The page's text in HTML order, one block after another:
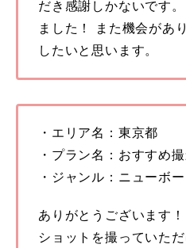
だき感謝しかないです
ました！ また機会があ
したいと思います。
・エリア名：東京都
・プラン名：おすすめ
・ジャンル：ニューボ
ありがとうございます
ショットを撮っていた